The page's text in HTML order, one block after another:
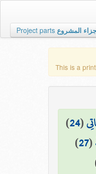
Project parts المشروع
This is a
(
24
)
(
27
)